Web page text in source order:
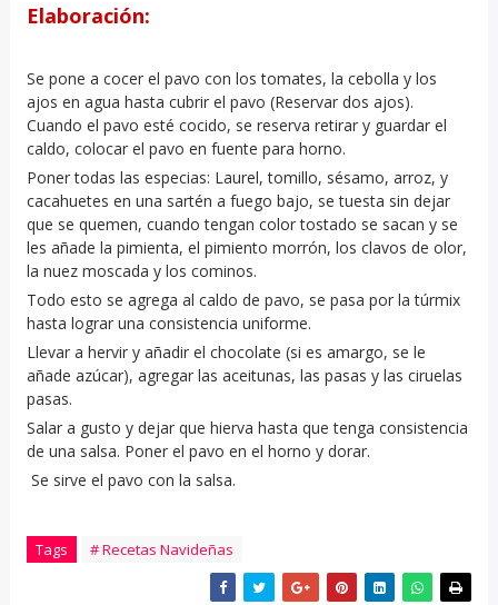
Elaboración:
Se pone a cocer el pavo con los tomates, la cebolla y los
ajos en agua hasta cubrir el pavo (Reservar dos ajos).
Cuando el pavo esté cocido, se reserva retirar y guardar el
caldo, colocar el pavo en fuente para horno.
Poner todas las especias: Laurel, tomillo, sésamo, arroz, y
cacahuetes en una sartén a fuego bajo, se tuesta sin dejar
que se quemen, cuando tengan color tostado se sacan y se
les añade la pimienta, el pimiento morrón, los clavos de olor,
la nuez moscada y los cominos.
Todo esto se agrega al caldo de pavo, se pasa por la túrmix
hasta lograr una consistencia uniforme.
Llevar a hervir y añadir el chocolate (si es amargo, se le
añade azúcar), agregar las aceitunas, las pasas y las ciruelas
pasas.
Salar a gusto y dejar que hierva hasta que tenga consistencia
de una salsa. Poner el pavo en el horno y dorar.
Se sirve el pavo con la salsa.
Tags # Recetas Navideñas